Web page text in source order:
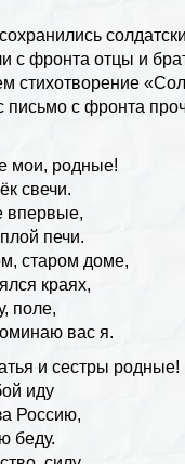
с фронта отцы и
стихотворение
с фронта
мои, родные!
свечи.
впервые,
печи.
старом доме,
краях,
поле,
вас я.
и сестры родные!
иду
Россию,
беду.